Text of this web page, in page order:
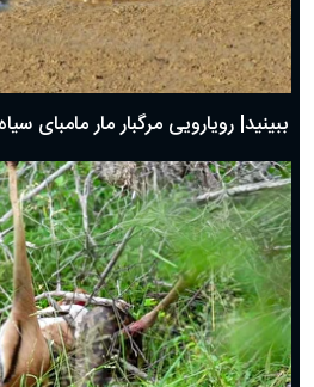
ببینید| رویارویی مرگبار مار مامبای